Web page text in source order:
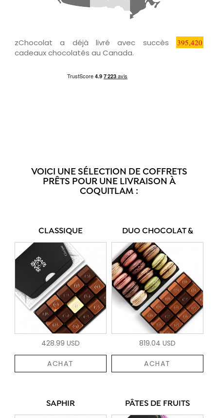
zChocolat a déjà livré avec succès 395,420
cadeaux chocolatés au Canada.
VOICI UNE SÉLECTION DE COFFRETS
PRÊTS POUR UNE LIVRAISON À
COQUITLAM :
CLASSIQUE
428.99 USD
ACHAT
DUO CHOCOLAT &
819.04 USD
ACHAT
SAPHIR PÂTES DE FRUITS